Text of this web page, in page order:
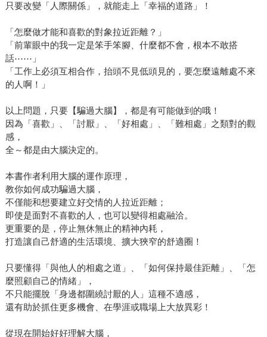
只要改變「人際關係」，就能走上「幸福的道路」！
「怎麼做才能和喜歡的對象拉近距離？」
「前輩眼中的我一定是笨手笨腳、什麼都不會，根本不敢搭
話⋯⋯」
「工作上必須互相合作，抬頭不見低頭見的，要怎麼遠離處不來
的人啊！」
以上問題，只要【騙過大腦】，都是有可能做到的哦！
因為「喜歡」、「討厭」、「好相處」、「難相處」之類對的觀
感，
全～都是由大腦決定的。
本書作者利用大腦的運作原理，
教你如何成功騙過大腦，
不僅能和想要建立好交情的人拉近距離；
即使是面對不喜歡的人，也可以變得相處融洽。
更重要的是，停止無休無止的精神內耗，
打造讓自己舒適的生活環境、擴大狹窄的舒適圈！
只要懂得「與他人的相處之道」、「如何保持最佳距離」、「怎
麼照顧自己的情緒」，
不只能擺脫「身邊都圍繞討厭的人」這種不適感，
還有助於抓住更多機會、在學涯或職場上大放異彩！
從現在開始好好理解大腦，